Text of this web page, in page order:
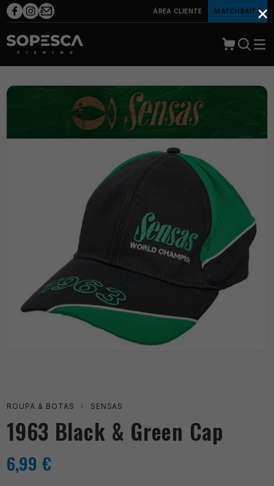
ÁREA CLIENTE MATCHBAITS
ROUPA & BOTAS › SENSAS
1963 Black & Green Cap
6,99 €
×